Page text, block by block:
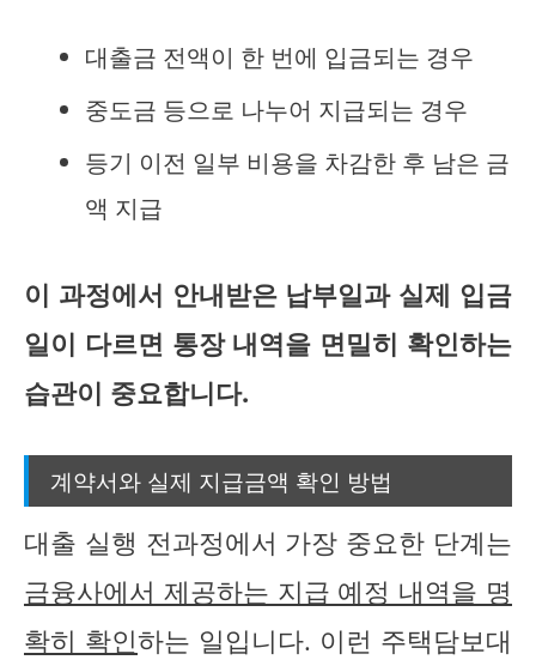
대출금 전액이 한 번에 입금되는 경우
중도금 등으로 나누어 지급되는 경우
등기 이전 일부 비용을 차감한 후 남은 금
액 지급
이 과정에서 안내받은 납부일과 실제 입금
일이 다르면 통장 내역을 면밀히 확인하는
습관이 중요합니다.
계약서와 실제 지급금액 확인 방법
대출 실행 전과정에서 가장 중요한 단계는
금융사에서 제공하는 지급 예정 내역을 명
확히 확인하는 일입니다. 이런 주택담보대